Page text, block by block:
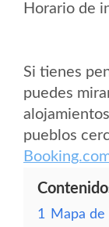
Horario de
Si tienes
puedes
pueblos
1
Mapa